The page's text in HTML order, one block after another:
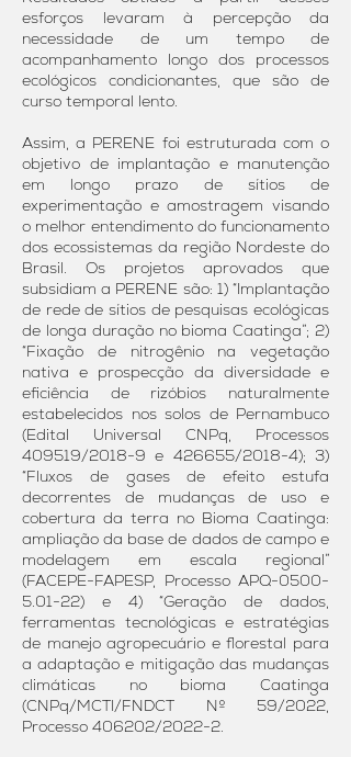
esforços levaram à percepção da
necessidade de um tempo de
acompanhamento longo dos processos
ecológicos condicionantes, que são de
curso temporal lento.
Assim, a PERENE foi estruturada com o
objetivo de implantação e manutenção
em longo prazo de sítios de
experimentação e amostragem visando
o melhor entendimento do funcionamento
dos ecossistemas da região Nordeste do
Brasil. Os projetos aprovados que
subsidiam a PERENE são: 1) “Implantação
de rede de sítios de pesquisas ecológicas
de longa duração no bioma Caatinga”; 2)
“Fixação de nitrogênio na vegetação
nativa e prospecção da diversidade e
eficiência de rizóbios naturalmente
estabelecidos nos solos de Pernambuco
(Edital Universal CNPq, Processos
409519/2018-9 e 426655/2018-4); 3)
“Fluxos de gases de efeito estufa
decorrentes de mudanças de uso e
cobertura da terra no Bioma Caatinga:
ampliação da base de dados de campo e
modelagem em escala regional”
(FACEPE-FAPESP, Processo APQ-0500-
5.01-22) e 4) “Geração de dados,
ferramentas tecnológicas e estratégias
de manejo agropecuário e florestal para
a adaptação e mitigação das mudanças
climáticas no bioma Caatinga
(CNPq/MCTI/FNDCT Nº 59/2022,
Processo 406202/2022-2.